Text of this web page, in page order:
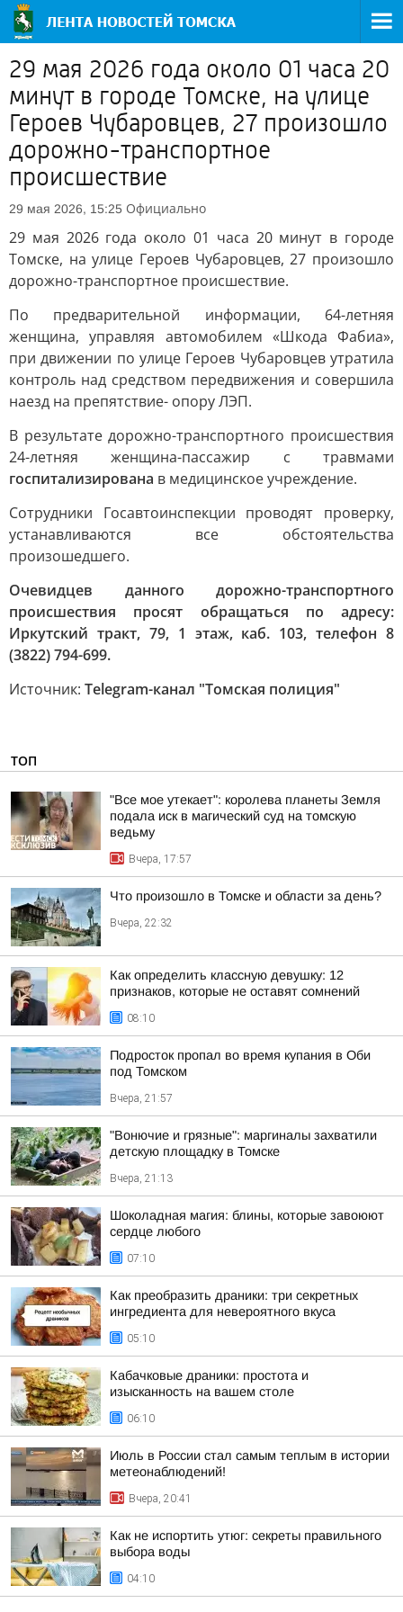
29 мая 2026 года около 01 часа 20
минут в городе Томске, на улице
Героев Чубаровцев, 27 произошло
дорожно-транспортное
происшествие
29 мая 2026, 15:25 Официально
29 мая 2026 года около 01 часа 20 минут в городе
Томске, на улице Героев Чубаровцев, 27 произошло
дорожно-транспортное происшествие.
По предварительной информации, 64-летняя
женщина, управляя автомобилем «Шкода Фабиа»,
при движении по улице Героев Чубаровцев утратила
контроль над средством передвижения и совершила
наезд на препятствие- опору ЛЭП.
В результате дорожно-транспортного происшествия
24-летняя женщина-пассажир с травмами
госпитализирована в медицинское учреждение.
Сотрудники Госавтоинспекции проводят проверку,
устанавливаются все обстоятельства
произошедшего.
Очевидцев данного дорожно-транспортного
происшествия просят обращаться по адресу:
Иркутский тракт, 79, 1 этаж, каб. 103, телефон 8
(3822) 794-699.
Источник: Telegram-канал "Томская полиция"
ТОП
"Все мое утекает": королева планеты Земля
подала иск в магический суд на томскую
ведьму
Вчера, 17:57
Что произошло в Томске и области за день?
Вчера, 22:32
Как определить классную девушку: 12
признаков, которые не оставят сомнений
08:10
Подросток пропал во время купания в Оби
под Томском
Вчера, 21:57
"Вонючие и грязные": маргиналы захватили
детскую площадку в Томске
Вчера, 21:13
Шоколадная магия: блины, которые завоюют
сердце любого
07:10
Как преобразить драники: три секретных
ингредиента для невероятного вкуса
05:10
Кабачковые драники: простота и
изысканность на вашем столе
06:10
Июль в России стал самым теплым в истории
метеонаблюдений!
Вчера, 20:41
Как не испортить утюг: секреты правильного
выбора воды
04:10